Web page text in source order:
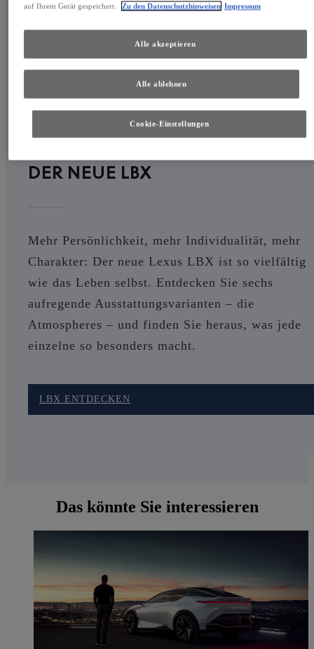
DER NEUE LBX
Mehr Persönlichkeit, mehr Individualität, mehr
Charakter: Der neue Lexus LBX ist so vielfältig
wie das Leben selbst. Entdecken Sie sechs
aufregende Ausstattungsvarianten – die
Atmospheres – und finden Sie heraus, was jede
einzelne so besonders macht.
LBX ENTDECKEN
Das könnte Sie interessieren
auf Ihrem Gerät gespeichert.
Zu den Datenschutzhinweisen Impressum
Cookie-Einstellungen
Alle ablehnen
Alle akzeptieren